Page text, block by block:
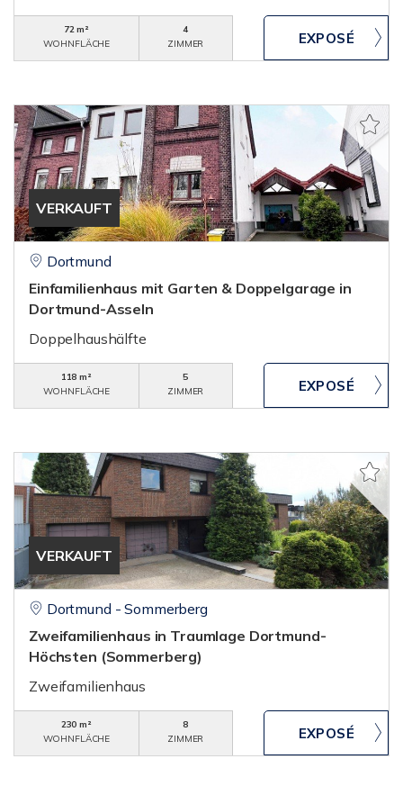
72 m²
WOHNFLÄCHE
4
ZIMMER
VERKAUFT
Dortmund
Einfamilienhaus mit Garten & Doppelgarage in
Dortmund-Asseln
Doppelhaushälfte
118 m²
WOHNFLÄCHE
5
ZIMMER
VERKAUFT
Dortmund - Sommerberg
Zweifamilienhaus in Traumlage Dortmund-
Höchsten (Sommerberg)
Zweifamilienhaus
230 m²
WOHNFLÄCHE
8
ZIMMER